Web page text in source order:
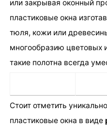
или закрывая оконный
пластиковые окна
тюля, кожи или
многообразию цветовых
такие полотна всегда
Стоит отметить
пластиковые окна в виде